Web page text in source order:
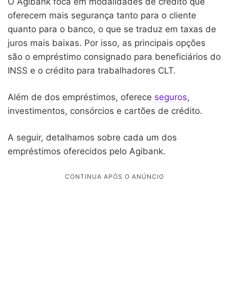
oferecem mais segurança tanto para o cliente
quanto para o banco, o que se traduz em taxas de
juros mais baixas. Por isso, as principais opções
são o empréstimo consignado para beneficiários do
INSS e o crédito para trabalhadores CLT.
Além de dos empréstimos, oferece seguros,
investimentos, consórcios e cartões de crédito.
A seguir, detalhamos sobre cada um dos
empréstimos oferecidos pelo Agibank.